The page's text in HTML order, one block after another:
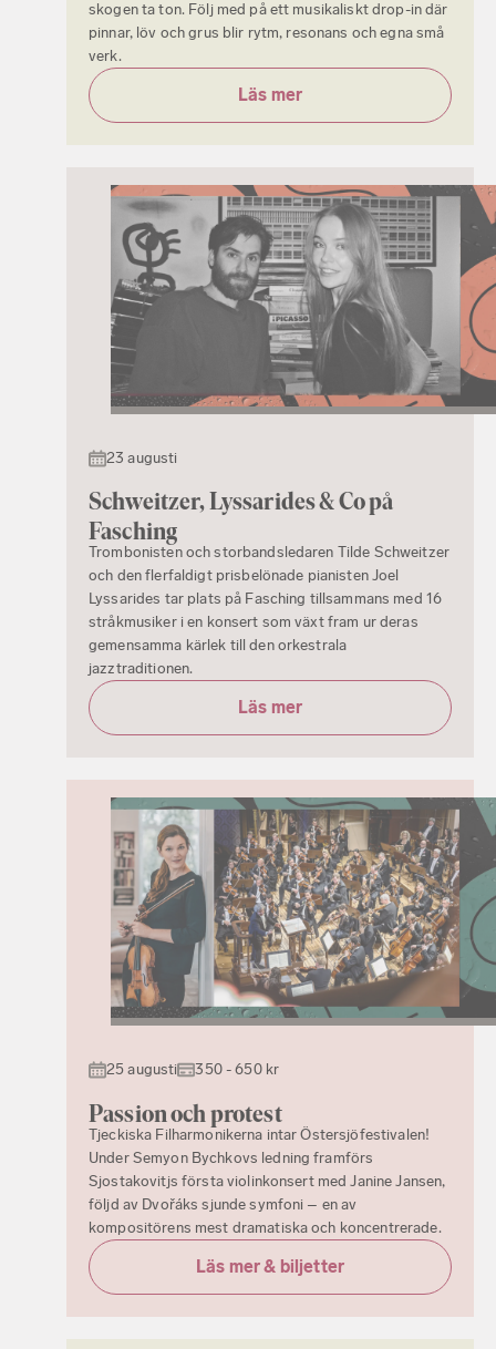
skogen ta ton. Följ med på ett musikaliskt drop-in där
pinnar, löv och grus blir rytm, resonans och egna små
verk.
Läs mer
23 augusti
Schweitzer, Lyssarides & Co på
Fasching
Trombonisten och storbandsledaren Tilde Schweitzer
och den flerfaldigt prisbelönade pianisten Joel
Lyssarides tar plats på Fasching tillsammans med 16
stråkmusiker i en konsert som växt fram ur deras
gemensamma kärlek till den orkestrala
jazztraditionen.
Läs mer
25 augusti 350 - 650 kr
Passion och protest
Tjeckiska Filharmonikerna intar Östersjöfestivalen!
Under Semyon Bychkovs ledning framförs
Sjostakovitjs första violinkonsert med Janine Jansen,
följd av Dvořáks sjunde symfoni – en av
kompositörens mest dramatiska och koncentrerade.
Läs mer & biljetter